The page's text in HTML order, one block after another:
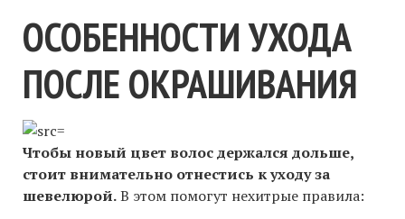
ОСОБЕННОСТИ УХОДА
ПОСЛЕ ОКРАШИВАНИЯ
Чтобы новый цвет волос держался дольше,
стоит внимательно отнестись к уходу за
шевелюрой.В этом помогут нехитрые правила: